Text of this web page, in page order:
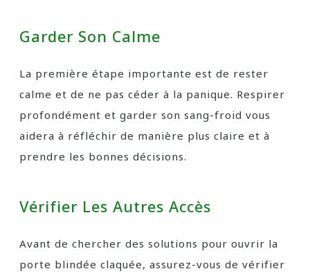
Garder Son Calme
La première étape importante est de rester
calme et de ne pas céder à la panique. Respirer
profondément et garder son sang-froid vous
aidera à réfléchir de manière plus claire et à
prendre les bonnes décisions.
Vérifier Les Autres Accès
Avant de chercher des solutions pour ouvrir la
porte blindée claquée, assurez-vous de vérifier